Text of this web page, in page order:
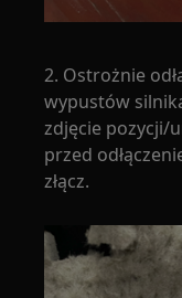
2. Ostrożnie
wypustów
zdjęcie pozycji/
przed
złącz.